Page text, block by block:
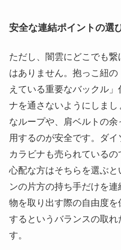
安全な連結ポイントの選
ただし、闇雲にどこでも
はありません。抱っこ紐
えている重要なバックル
ナを通さないようにしま
なループや、肩ベルトの余
用するのが安全です。ダ
カラビナも売られている
心配な方はそちらを選ぶ
ンの片方の持ち手だけを
物を取り出す際の自由度
するというバランスの取れ
す。